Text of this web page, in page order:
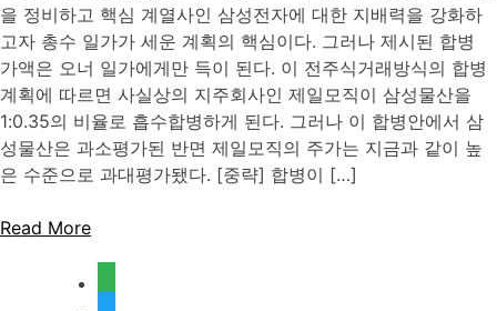
을 정비하고 핵심 계열사인 삼성전자에 대한 지배력을 강화하
고자 총수 일가가 세운 계획의 핵심이다. 그러나 제시된 합병
가액은 오너 일가에게만 득이 된다. 이 전주식거래방식의 합병
계획에 따르면 사실상의 지주회사인 제일모직이 삼성물산을
1:0.35의 비율로 흡수합병하게 된다. 그러나 이 합병안에서 삼
성물산은 과소평가된 반면 제일모직의 주가는 지금과 같이 높
은 수준으로 과대평가됐다. [중략] 합병이 […]
Read More